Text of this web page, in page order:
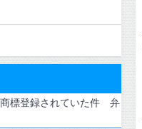
標登録されていた件 弁